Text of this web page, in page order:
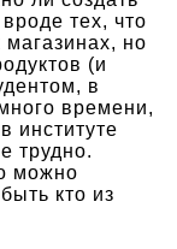
тех, что
но
(и
в
времени,
институте
трудно.
можно
кто из